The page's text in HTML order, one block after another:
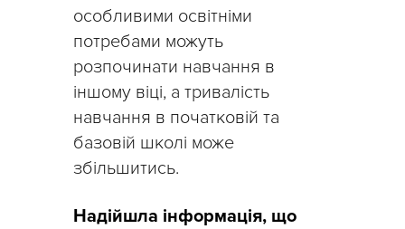
особливими освітніми
потребами можуть
розпочинати навчання в
іншому віці, а тривалість
навчання в початковій та
базовій школі може
збільшитись.
Надійшла інформація, що